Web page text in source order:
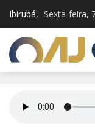
Ibirubá, Sexta-feira,